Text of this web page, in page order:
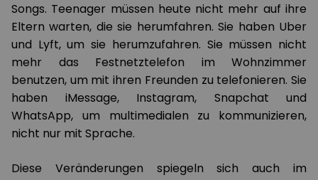
Songs. Teenager müssen heute nicht mehr auf ihre
Eltern warten, die sie herumfahren. Sie haben Uber
und Lyft, um sie herumzufahren. Sie müssen nicht
mehr das Festnetztelefon im Wohnzimmer
benutzen, um mit ihren Freunden zu telefonieren. Sie
haben iMessage, Instagram, Snapchat und
WhatsApp, um multimedialen zu kommunizieren,
nicht nur mit Sprache.
Diese Veränderungen spiegeln sich auch im